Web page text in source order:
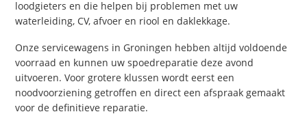
loodgieters en die helpen bij problemen met uw
waterleiding, CV, afvoer en riool en daklekkage.
Onze servicewagens in Groningen hebben altijd voldoende
voorraad en kunnen uw spoedreparatie deze avond
uitvoeren. Voor grotere klussen wordt eerst een
noodvoorziening getroffen en direct een afspraak gemaakt
voor de definitieve reparatie.